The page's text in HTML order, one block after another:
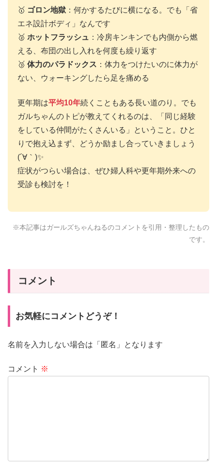
🥇 ゴロン地獄 ：何かするたびに横になる。でも「省
エネ設計ボディ」なんです
🥈 ホットフラッシュ ：冷房キンキンでも内側から燃
える、布団の出し入れを何度も繰り返す
🥉 体力のパラドックス ：体力をつけたいのに体力が
ない、ウォーキングしたら足を痛める
更年期は平均10年続くこともある長い道のり。でも
ガルちゃんのトピが教えてくれるのは、「同じ経験
をしている仲間がたくさんいる」ということ。ひと
りで抱え込まず、どうか励まし合っていきましょう
(´∀｀)✨
症状がつらい場合は、ぜひ婦人科や更年期外来への
受診も検討を！
※本記事はガールズちゃんねるのコメントを引用・整理したもの
です。
コメント
お気軽にコメントどうぞ！
名前を入力しない場合は「匿名」となります
コメント ※